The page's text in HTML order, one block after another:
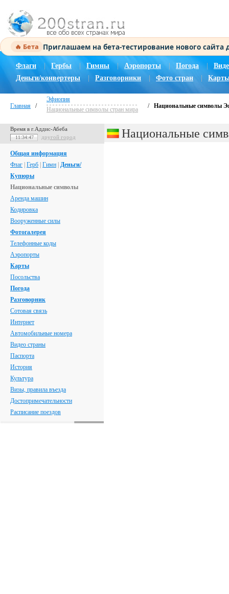
🔥 Бета Приглашаем на бета-тестирование нового
Флаги Гербы Гимны | Аэропорты Погода |
Деньги/конвертеры
Разговорники Фото стран
Главная /
Эфиопия
Национальные символы стран мира
/ Национальные символы
Время в г.Аддис-Абеба
11:34:48 другой город
Общая информация
Флаг Герб Гимн Деньги/
Купюры
Национальные символы
Аренда машин
Кодировка
Вооруженные силы
Фотогалерея
Телефонные коды
Аэропорты
Карты
Посольства
Погода
Разговорник
Сотовая связь
Интернет
Автомобильные номера
Видео страны
Паспорта
История
Культура
Визы, правила въезда
Достопримечательности
Расписание поездов
Национальные